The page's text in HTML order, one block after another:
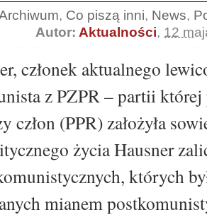
, Co piszą inni, News,
Autor: Aktualności, 12
członek aktualnego
z PZPR – partii
człon (PPR) założyła
życia Hausner
których
mianem